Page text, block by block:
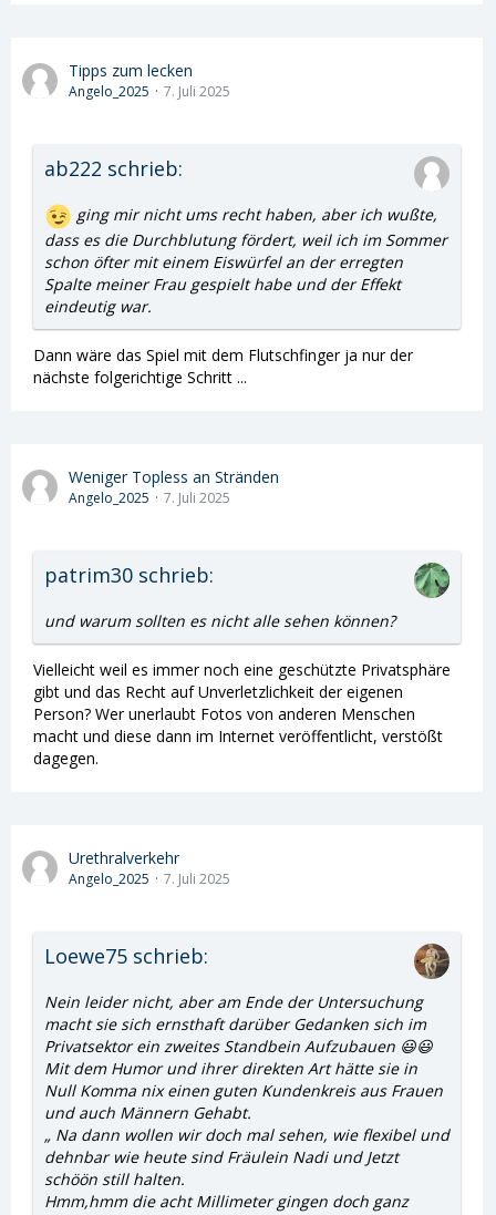
Tipps zum lecken
Angelo_2025 7. Juli 2025
ab222 schrieb:
ging mir nicht ums recht haben, aber ich wußte,
dass es die Durchblutung fördert, weil ich im Sommer
schon öfter mit einem Eiswürfel an der erregten
Spalte meiner Frau gespielt habe und der Effekt
eindeutig war.
Dann wäre das Spiel mit dem Flutschfinger ja nur der
nächste folgerichtige Schritt ...
Weniger Topless an Stränden
Angelo_2025 7. Juli 2025
patrim30 schrieb:
und warum sollten es nicht alle sehen können?
Vielleicht weil es immer noch eine geschützte Privatsphäre
gibt und das Recht auf Unverletzlichkeit der eigenen
Person? Wer unerlaubt Fotos von anderen Menschen
macht und diese dann im Internet veröffentlicht, verstößt
dagegen.
Urethralverkehr
Angelo_2025 7. Juli 2025
Loewe75 schrieb:
Nein leider nicht, aber am Ende der Untersuchung
macht sie sich ernsthaft darüber Gedanken sich im
Privatsektor ein zweites Standbein Aufzubauen 😃😃
Mit dem Humor und ihrer direkten Art hätte sie in
Null Komma nix einen guten Kundenkreis aus Frauen
und auch Männern Gehabt.
„ Na dann wollen wir doch mal sehen, wie flexibel und
dehnbar wie heute sind Fräulein Nadi und Jetzt
schöön still halten.
Hmm,hmm die acht Millimeter gingen doch ganz